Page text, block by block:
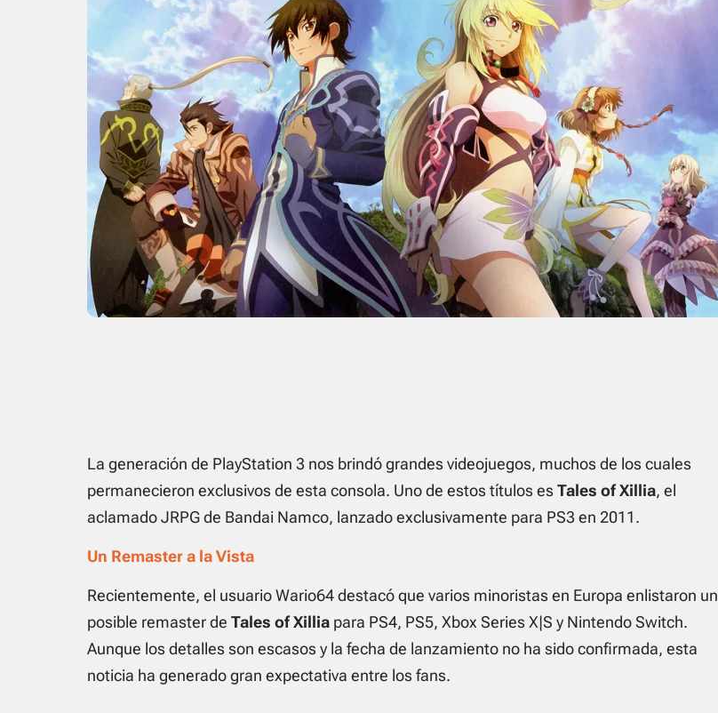
La generación de PlayStation 3 nos brindó grandes videojuegos, muchos de los cuales
permanecieron exclusivos de esta consola. Uno de estos títulos esTales of Xillia, el
aclamado JRPG de Bandai Namco, lanzado exclusivamente para PS3 en 2011.
Un Remaster a la Vista
Recientemente, el usuario Wario64 destacó que varios minoristas en Europa enlistaron un
posible remaster de Tales of Xilliapara PS4, PS5, Xbox Series X|S y Nintendo Switch.
Aunque los detalles son escasos y la fecha de lanzamiento no ha sido confirmada, esta
noticia ha generado gran expectativa entre los fans.